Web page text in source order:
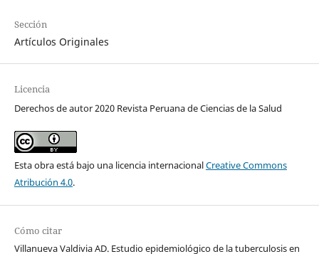
Sección
Artículos Originales
Licencia
Derechos de autor 2020 Revista Peruana de Ciencias de la Salud
Esta obra está bajo una licencia internacionalCreative Commons
Atribución 4.0.
Cómo citar
Villanueva Valdivia AD. Estudio epidemiológico de la tuberculosis en